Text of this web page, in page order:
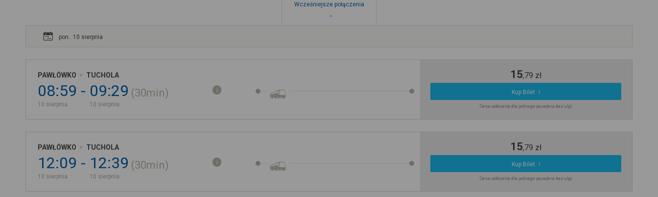
Wcześniejsze połączenia
pon.. 10 sierpnia
PAWŁÓWKO TUCHOLA
08:59
10 sierpnia
09:29
10 sierpnia
30min
15,79 zł
Kup Bilet
Cena całkowita dla jednego pasażera bez ulgi
PAWŁÓWKO TUCHOLA
12:09
10 sierpnia
12:39
10 sierpnia
30min
15,79 zł
Kup Bilet
Cena całkowita dla jednego pasażera bez ulgi